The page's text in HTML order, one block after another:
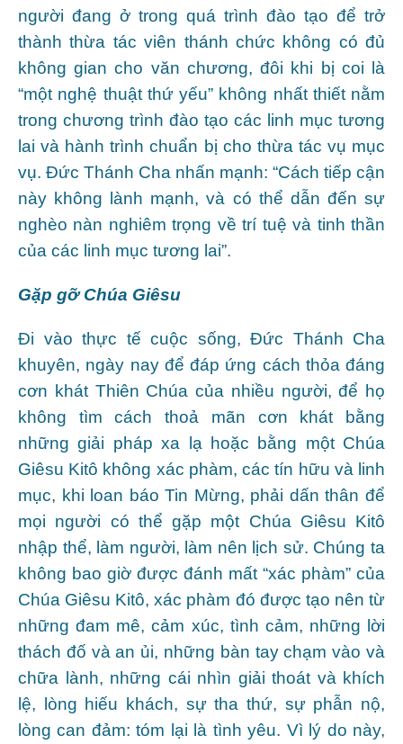
người đang ở trong quá trình đào tạo để trở
thành thừa tác viên thánh chức không có đủ
không gian cho văn chương, đôi khi bị coi là
“một nghệ thuật thứ yếu” không nhất thiết nằm
trong chương trình đào tạo các linh mục tương
lai và hành trình chuẩn bị cho thừa tác vụ mục
vụ. Đức Thánh Cha nhấn mạnh: “Cách tiếp cận
này không lành mạnh, và có thể dẫn đến sự
nghèo nàn nghiêm trọng về trí tuệ và tinh thần
của các linh mục tương lai”.
Gặp gỡ Chúa Giêsu
Đi vào thực tế cuộc sống, Đức Thánh Cha
khuyên, ngày nay để đáp ứng cách thỏa đáng
cơn khát Thiên Chúa của nhiều người, để họ
không tìm cách thoả mãn cơn khát bằng
những giải pháp xa lạ hoặc bằng một Chúa
Giêsu Kitô không xác phàm, các tín hữu và linh
mục, khi loan báo Tin Mừng, phải dấn thân để
mọi người có thể gặp một Chúa Giêsu Kitô
nhập thể, làm người, làm nên lịch sử. Chúng ta
không bao giờ được đánh mất “xác phàm” của
Chúa Giêsu Kitô, xác phàm đó được tạo nên từ
những đam mê, cảm xúc, tình cảm, những lời
thách đố và an ủi, những bàn tay chạm vào và
chữa lành, những cái nhìn giải thoát và khích
lệ, lòng hiếu khách, sự tha thứ, sự phẫn nộ,
lòng can đảm: tóm lại là tình yêu. Vì lý do này,